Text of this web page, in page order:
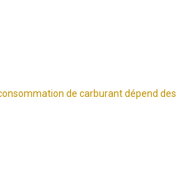
de carburant dépend des